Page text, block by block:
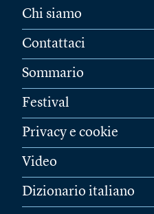
Chi siamo
Contattaci
Sommario
Festival
Privacy e cookie
Video
Dizionario italiano